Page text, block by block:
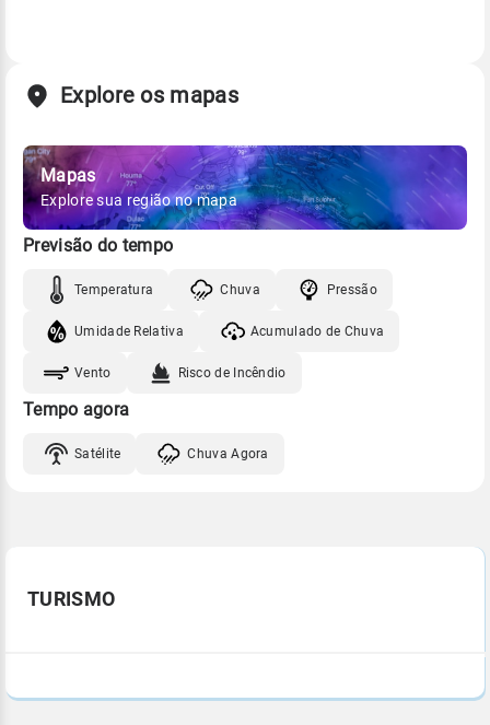
Explore os mapas
Mapas
Explore sua região no mapa
Previsão do tempo
Temperatura Chuva Pressão
Umidade Relativa Acumulado de Chuva
Vento Risco de Incêndio
Tempo agora
Satélite Chuva Agora
TURISMO